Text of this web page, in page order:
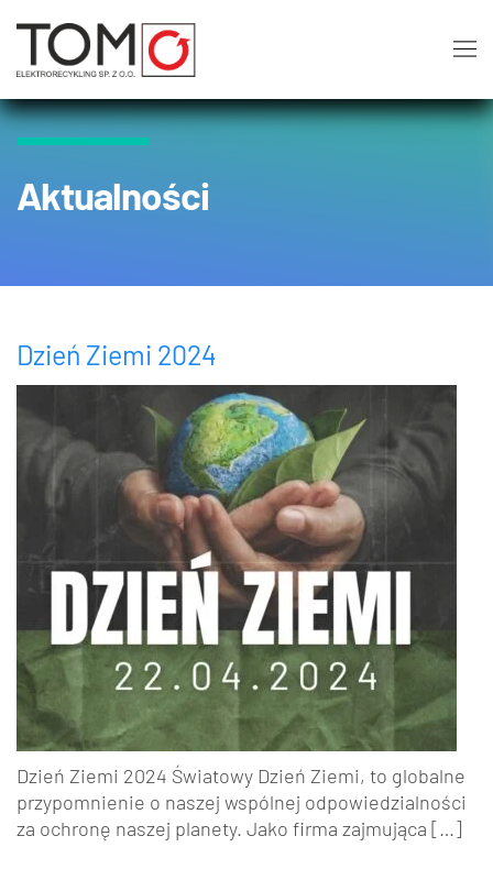
Aktualności
Dzień Ziemi 2024
Dzień Ziemi 2024 Światowy Dzień Ziemi, to globalne
przypomnienie o naszej wspólnej odpowiedzialności
za ochronę naszej planety. Jako firma zajmująca […]